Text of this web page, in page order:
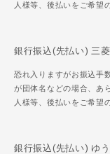
人様等、後払いをご希望
銀行振込(先払い) 三
恐れ入りますがお振込手
が団体名などの場合、あ
人様等、後払いをご希望
銀行振込(先払い) ゆ